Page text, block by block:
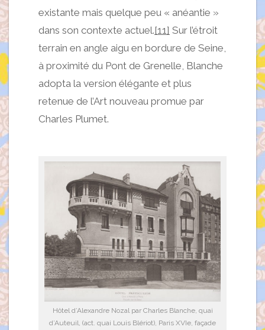
existante mais quelque peu « anéantie »
dans son contexte actuel.[11] Sur l’étroit
terrain en angle aigu en bordure de Seine,
à proximité du Pont de Grenelle, Blanche
adopta la version élégante et plus
retenue de l’Art nouveau promue par
Charles Plumet.
Hôtel d’Alexandre Nozal par Charles Blanche, quai
d’Auteuil, (act. quai Louis Blériot), Paris XVIe, façade